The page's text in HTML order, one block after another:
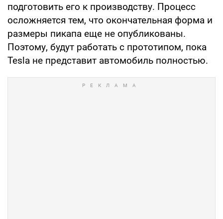
подготовить его к производству. Процесс
осложняется тем, что окончательная форма и
размеры пикапа еще не опубликованы.
Поэтому, будут работать с прототипом, пока
Tesla не представит автомобиль полностью.